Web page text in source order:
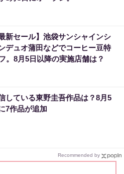
新セール】池袋サンシャインシ
デュオ蒲田などでコーヒー豆特
。8月5日以降の実施店舗は？
している東野圭吾作品は？8月5
7作品が追加
Recommended by